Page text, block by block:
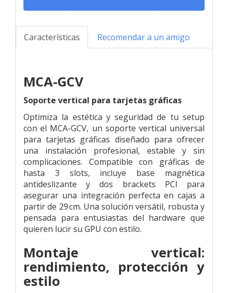
Características Recomendar a un amigo
MCA-GCV
Soporte vertical para tarjetas gráficas
Optimiza la estética y seguridad de tu setup
con el MCA-GCV, un soporte vertical universal
para tarjetas gráficas diseñado para ofrecer
una instalación profesional, estable y sin
complicaciones. Compatible con gráficas de
hasta 3 slots, incluye base magnética
antideslizante y dos brackets PCI para
asegurar una integración perfecta en cajas a
partir de 29 cm. Una solución versátil, robusta y
pensada para entusiastas del hardware que
quieren lucir su GPU con estilo.
Montaje vertical:
rendimiento, protección y
estilo